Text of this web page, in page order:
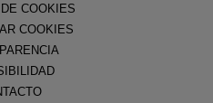
COOKIES
COOKIES